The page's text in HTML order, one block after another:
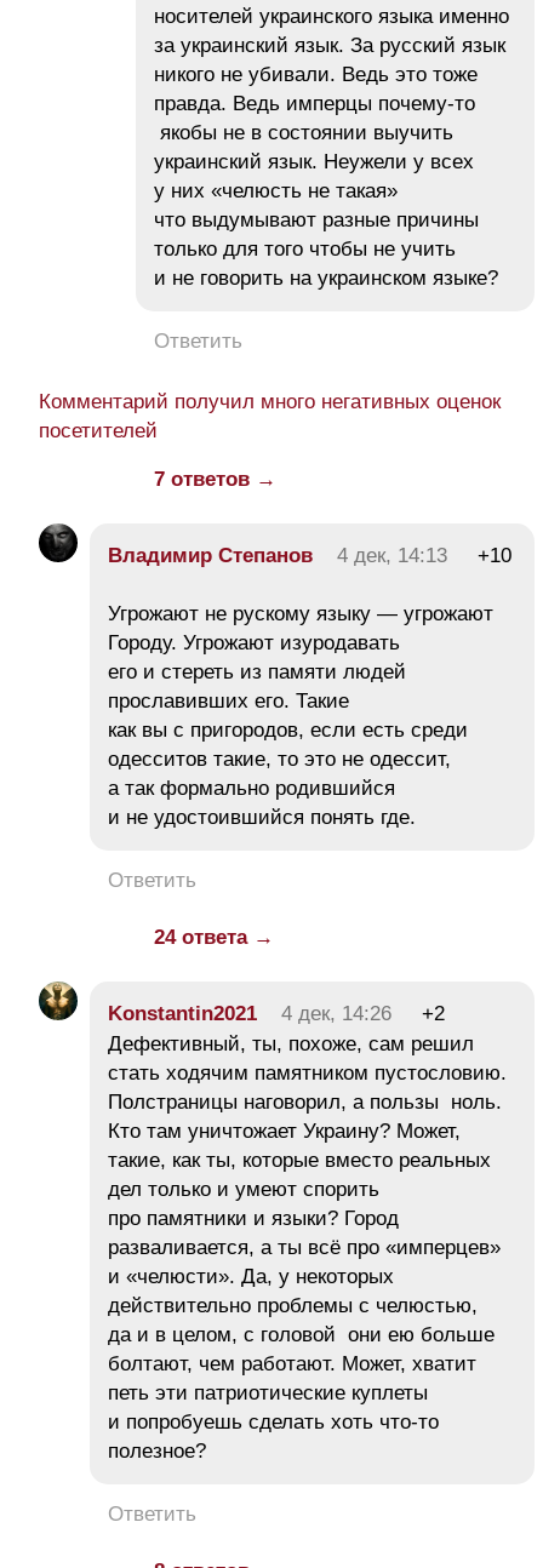
носителей украинского языка именно
за украинский язык. За русский язык
никого не убивали. Ведь это тоже
правда. Ведь имперцы почему-то
якобы не в состоянии выучить
украинский язык. Неужели у всех
у них «челюсть не такая»
что выдумывают разные причины
только для того чтобы не учить
и не говорить на украинском языке?
Ответить
Комментарий получил много негативных оценок
посетителей
7 ответов →
Владимир Степанов 4 дек, 14:13 +10
Угрожают не рускому языку — угрожают
Городу. Угрожают изуродавать
его и стереть из памяти людей
прославивших его. Такие
как вы с пригородов, если есть среди
одесситов такие, то это не одессит,
а так формально родившийся
и не удостоившийся понять где.
Ответить
24 ответа →
Konstantin2021 4 дек, 14:26
+2
Дефективный, ты, похоже, сам решил
стать ходячим памятником пустословию.
Полстраницы наговорил, а пользы ноль.
Кто там уничтожает Украину? Может,
такие, как ты, которые вместо реальных
дел только и умеют спорить
про памятники и языки? Город
разваливается, а ты всё про «имперцев»
и «челюсти». Да, у некоторых
действительно проблемы с челюстью,
да и в целом, с головой они ею больше
болтают, чем работают. Может, хватит
петь эти патриотические куплеты
и попробуешь сделать хоть что-то
полезное?
Ответить